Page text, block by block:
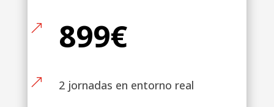
& 899€
& 2 jornadas en entorno real